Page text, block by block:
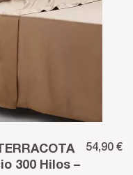
300 Hilos –
54,90 €